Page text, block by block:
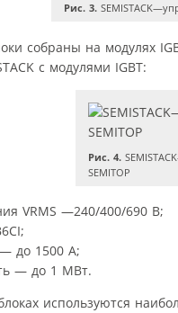
Рис. 3.
собраны на модулях
с модулями IGBT:
Рис. 4.
SEMITOP
VRMS —240/400/690 В;
до 1500 А;
— до 1 МВт.
используются